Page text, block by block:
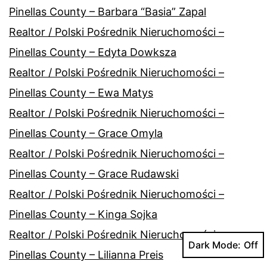
Pinellas County – Barbara “Basia” Zapal
Realtor / Polski Pośrednik Nieruchomości –
Pinellas County – Edyta Dowksza
Realtor / Polski Pośrednik Nieruchomości –
Pinellas County – Ewa Matys
Realtor / Polski Pośrednik Nieruchomości –
Pinellas County – Grace Omyla
Realtor / Polski Pośrednik Nieruchomości –
Pinellas County – Grace Rudawski
Realtor / Polski Pośrednik Nieruchomości –
Pinellas County – Kinga Sojka
Realtor / Polski Pośrednik Nieruchomości –
Pinellas County – Lilianna Preis
Dark Mode: